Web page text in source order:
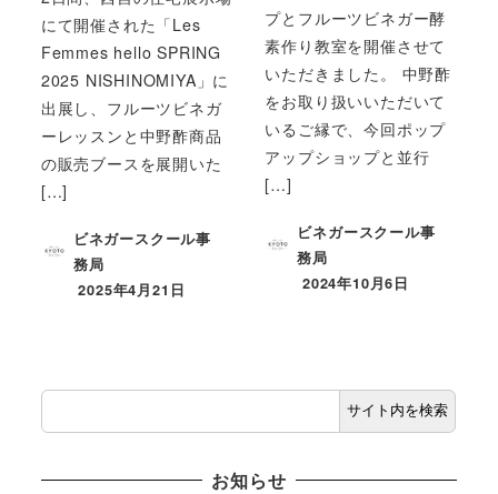
にて開催された「Les
Femmes hello SPRING
2025 NISHINOMIYA」に
出展し、フルーツビネガ
ーレッスンと中野酢商品
の販売ブースを展開いた
[…]
ビネガースクール事
務局
2025年4月21日
プとフルーツビネガー酵
素作り教室を開催させて
いただきました。 中野酢
をお取り扱いいただいて
いるご縁で、今回ポップ
アップショップと並行
[…]
ビネガースクール事
務局
2024年10月6日
サイト内を検索
お知らせ